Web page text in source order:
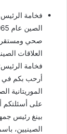
فخامة
صحي ومستقر.
العلاقات
فخامة
أرحب بكم في
على أسئلتكم
بينغ رئيس
الصينيين،